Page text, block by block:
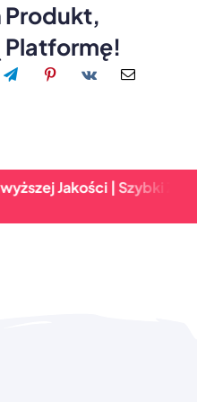
Produkt,
Platformę!
| Szybki Zwrot &